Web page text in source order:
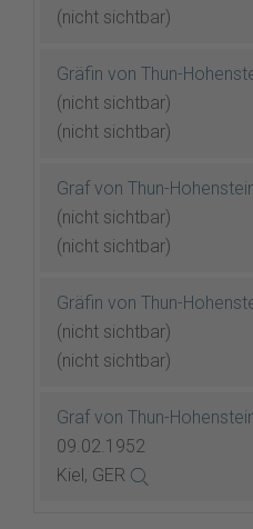
(nicht sichtbar)
Gräfin von Thun-
(nicht sichtbar)
(nicht sichtbar)
Graf von Thun-
(nicht sichtbar)
(nicht sichtbar)
Gräfin von Thun-
(nicht sichtbar)
(nicht sichtbar)
Graf von Thun-
09.02.1952
Kiel, GER